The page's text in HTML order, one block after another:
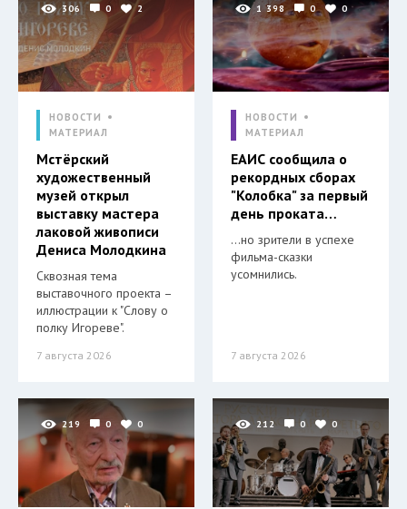
306 0 2
НОВОСТИ
МАТЕРИАЛ
Мстёрский
художественный
музей открыл
выставку мастера
лаковой живописи
Дениса Молодкина
Сквозная тема
выставочного проекта –
иллюстрации к "Слову о
полку Игореве".
7 августа 2026
1 398 0 0
НОВОСТИ
МАТЕРИАЛ
ЕАИС сообщила о
рекордных сборах
"Колобка" за первый
день проката…
…но зрители в успехе
фильма-сказки
усомнились.
7 августа 2026
219 0 0 212 0 0